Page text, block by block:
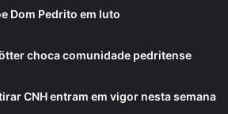
Dom Pedrito em luto
choca comunidade pedritense
CNH entram em vigor nesta semana